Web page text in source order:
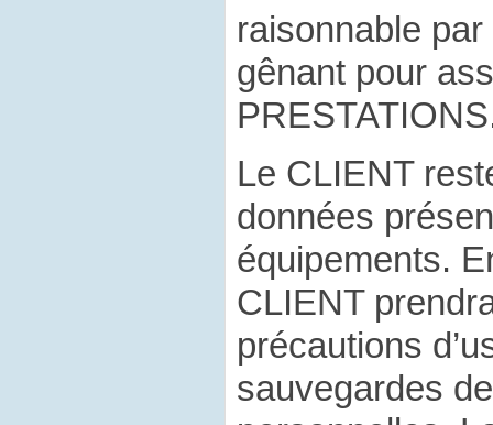
raisonnable par
gênant pour
Le CLIENT
données
équipements.
CLIENT
précautions
sauvegardes